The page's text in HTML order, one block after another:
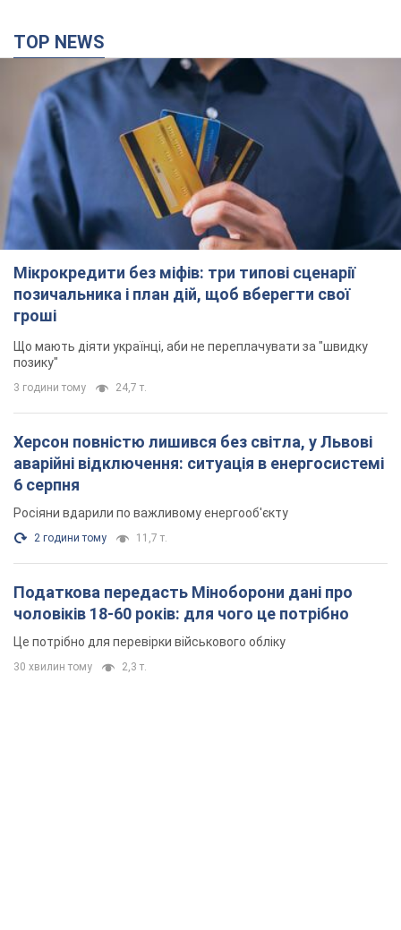
TOP NEWS
Мікрокредити без міфів: три типові сценарії
позичальника і план дій, щоб вберегти свої
гроші
Що мають діяти українці, аби не переплачувати за "швидку
позику"
3 години тому 24,7 т.
Херсон повністю лишився без світла, у Львові
аварійні відключення: ситуація в енергосистемі
6 серпня
Росіяни вдарили по важливому енергооб'єкту
2 години тому 11,7 т.
Податкова передасть Міноборони дані про
чоловіків 18-60 років: для чого це потрібно
Це потрібно для перевірки військового обліку
30 хвилин тому 2,3 т.